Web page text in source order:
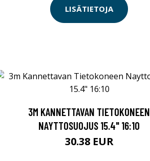
LISÄTIETOJA
3M KANNETTAVAN TIETOKONEEN
NAYTTOSUOJUS 15.4" 16:10
30.38 EUR